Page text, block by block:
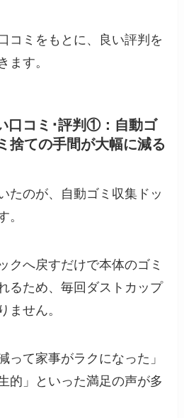
コミをもとに、良い評判を
ます。
口コミ･評判①：自動ゴ
捨ての手間が大幅に減る
たのが、自動ゴミ収集ドッ
。
クへ戻すだけで本体のゴミ
るため、毎回ダストカップ
ません。
って家事がラクになった」
的」といった満足の声が多